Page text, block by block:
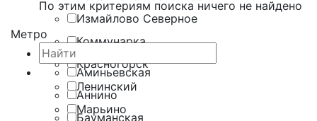
Измайлово Северное
Коммунарка
Красногорск
Ленинский
Марьино
По этим критериям поиска ничего не найдено
Метро
Аминьевская
Аннино
Бауманская